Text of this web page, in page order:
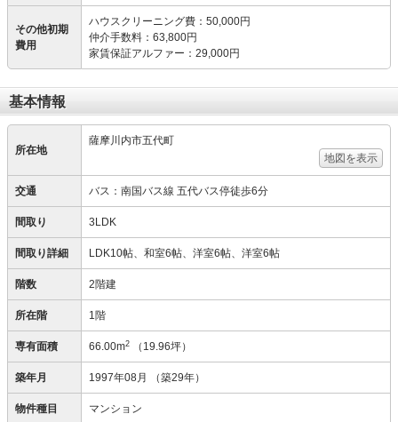
その他初期
費用
ハウスクリーニング費 ： 50,000円
仲介手数料 ： 63,800円
家賃保証アルファー ： 29,000円
基本情報
所在地
薩摩川内市五代町
地図を表示
交通 バス：南国バス線 五代バス停徒歩6分
間取り 3LDK
間取り詳細 LDK10帖、和室6帖、洋室6帖、洋室6帖
階数 2階建
所在階 1階
専有面積 66.00m2 （19.96坪）
築年月 1997年08月 （築29年）
物件種目 マンション